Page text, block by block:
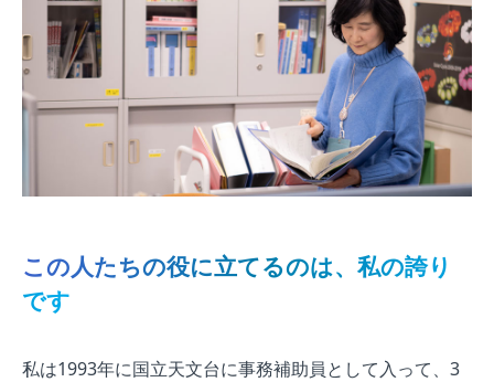
この人たちの役に立てるのは、私の誇り
です
私は1993年に国立天文台に事務補助員として入って、3